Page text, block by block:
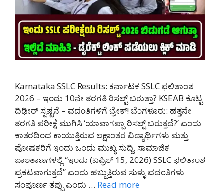
Karnataka SSLC Results: ಕರ್ನಾಟಕ SSLC ಫಲಿತಾಂಶ
2026 – ಇಂದು 10ನೇ ತರಗತಿ ರಿಸಲ್ಟ್ ಬರುತ್ತಾ? KSEAB ಕೊಟ್ಟ
ದಿಢೀರ್ ಸ್ಪಷ್ಟನೆ – ವದಂತಿಗಳಿಗೆ ಬ್ರೇಕ್! ಬೆಂಗಳೂರು: ಹತ್ತನೇ
ತರಗತಿ ಪರೀಕ್ಷೆ ಮುಗಿಸಿ ‘ಯಾವಾಗಪ್ಪಾ ರಿಸಲ್ಟ್ ಬರುತ್ತದೆ?’ ಎಂದು
ಕಾತರದಿಂದ ಕಾಯುತ್ತಿರುವ ಲಕ್ಷಾಂತರ ವಿದ್ಯಾರ್ಥಿಗಳು ಮತ್ತು
ಪೋಷಕರಿಗೆ ಇಂದು ಒಂದು ಮುಖ್ಯ ಸುದ್ದಿ. ಸಾಮಾಜಿಕ
ಜಾಲತಾಣಗಳಲ್ಲಿ “ಇಂದು (ಏಪ್ರಿಲ್ 15, 2026) SSLC ಫಲಿತಾಂಶ
ಪ್ರಕಟವಾಗುತ್ತದೆ” ಎಂದು ಹಬ್ಬುತ್ತಿರುವ ಸುಳ್ಳು ವದಂತಿಗಳು
ಸಂಪೂರ್ಣ ತಪ್ಪು ಎಂದು … Read more